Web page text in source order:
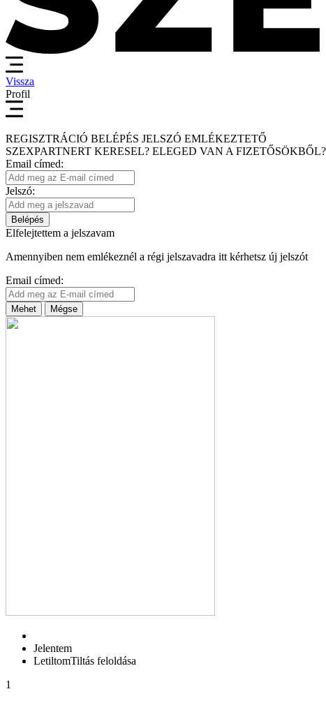
Vissza
Profil
REGISZTRÁCIÓ BELÉPÉS JELSZÓ EMLÉKEZTETŐ
SZEXPARTNERT KERESEL? ELEGED VAN A FIZETŐSÖKBŐL?
Email címed:
Jelszó:
Belépés
Elfelejtettem a jelszavam
Amennyiben nem emlékeznél a régi jelszavadra itt kérhetsz új jelszót
Email címed:
Mehet Mégse
Jelentem
LetiltomTiltás feloldása
1